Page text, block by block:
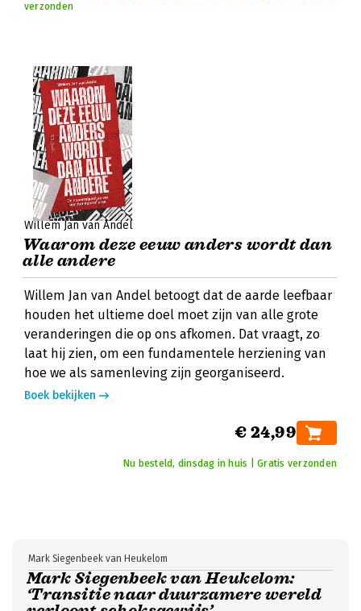
verzonden
Willem Jan van Andel
Waarom deze eeuw anders wordt dan
alle andere
Willem Jan van Andel betoogt dat de aarde leefbaar
houden het ultieme doel moet zijn van alle grote
veranderingen die op ons afkomen. Dat vraagt, zo
laat hij zien, om een fundamentele herziening van
hoe we als samenleving zijn georganiseerd.
Boek bekijken
€ 24,99
Nu besteld, dinsdag in huis | Gratis verzonden
Mark Siegenbeek van Heukelom:
‘Transitie naar duurzamere wereld
Mark Siegenbeek van Heukelom